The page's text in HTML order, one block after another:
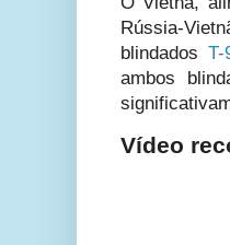
Rússia-
blindados T-
ambos
Vídeo